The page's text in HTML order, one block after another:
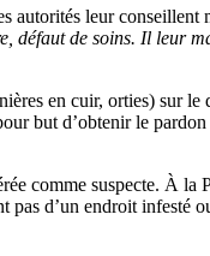
autorités leur conseillent
défaut de soins. Il leur
en cuir, orties) sur le
but d’obtenir le pardon
comme suspecte. À la
pas d’un endroit infesté